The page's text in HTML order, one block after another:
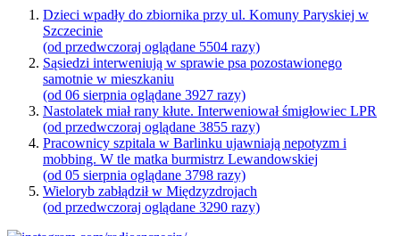
Dzieci wpadły do zbiornika przy ul. Komuny Paryskiej w
Szczecinie
(od przedwczoraj oglądane 5504 razy)
Sąsiedzi interweniują w sprawie psa pozostawionego
samotnie w mieszkaniu
(od 06 sierpnia oglądane 3927 razy)
Nastolatek miał rany kłute. Interweniował śmigłowiec LPR
(od przedwczoraj oglądane 3855 razy)
Pracownicy szpitala w Barlinku ujawniają nepotyzm i
mobbing. W tle matka burmistrz Lewandowskiej
(od 05 sierpnia oglądane 3798 razy)
Wieloryb zabłądził w Międzyzdrojach
(od przedwczoraj oglądane 3290 razy)